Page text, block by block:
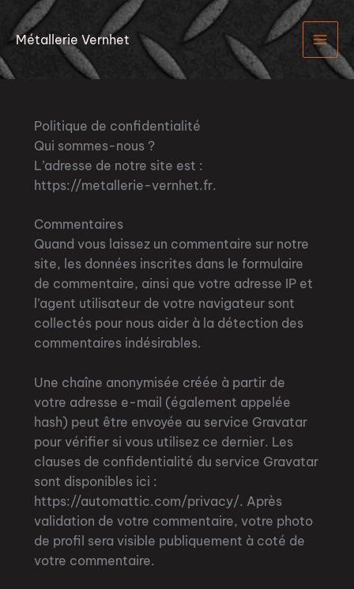
Aller
contenu
Métallerie Vernhet
Politique de confidentialité
Qui sommes-nous ?
L’adresse de notre site est :
https://metallerie-vernhet.fr.
Commentaires
Quand vous laissez un commentaire sur notre
site, les données inscrites dans le formulaire
de commentaire, ainsi que votre adresse IP et
l’agent utilisateur de votre navigateur sont
collectés pour nous aider à la détection des
commentaires indésirables.
Une chaîne anonymisée créée à partir de
votre adresse e-mail (également appelée
hash) peut être envoyée au service Gravatar
pour vérifier si vous utilisez ce dernier. Les
clauses de confidentialité du service Gravatar
sont disponibles ici :
https://automattic.com/privacy/. Après
validation de votre commentaire, votre photo
de profil sera visible publiquement à coté de
votre commentaire.